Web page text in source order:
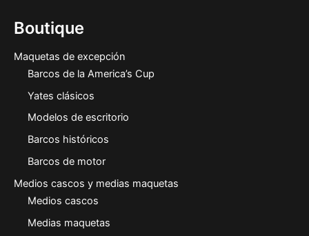
Boutique
Maquetas de excepción
Barcos de la America’s Cup
Yates clásicos
Modelos de escritorio
Barcos históricos
Barcos de motor
Medios cascos y medias maquetas
Medios cascos
Medias maquetas